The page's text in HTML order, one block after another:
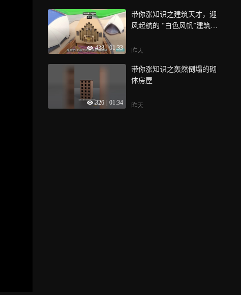
438 | 01:33
带你涨知识之建筑天才，迎
风起航的 “白色风帆”建筑，
昨天
326 01:34
带你涨知识之轰然倒塌的砌
体房屋
昨天